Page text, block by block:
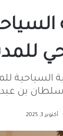
السياحية
بن
أكتوبر 3, 2025